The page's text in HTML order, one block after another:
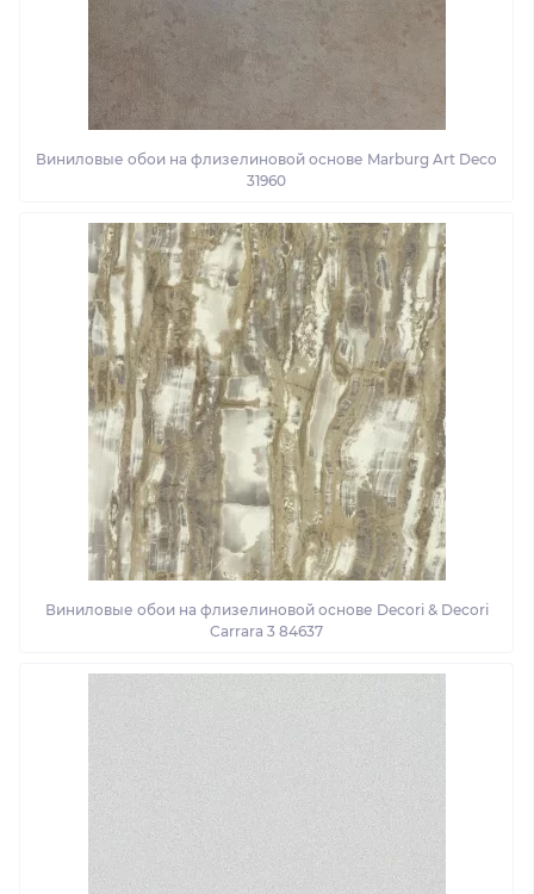
Виниловые обои на флизелиновой основе Marburg Art Deco
31960
Виниловые обои на флизелиновой основе Decori & Decori
Carrara 3 84637